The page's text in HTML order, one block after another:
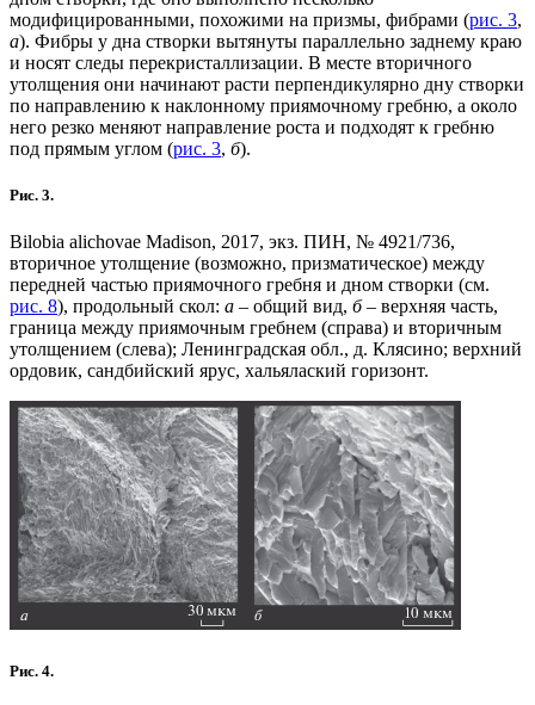
модифицированными, похожими на призмы, фибрами (рис. 3,
а). Фибры у дна створки вытянуты параллельно заднему краю
и носят следы перекристаллизации. В месте вторичного
утолщения они начинают расти перпендикулярно дну створки
по направлению к наклонному приямочному гребню, а около
него резко меняют направление роста и подходят к гребню
под прямым углом (рис. 3, б).
Рис. 3.
Bilobia alichovae Madison, 2017, экз. ПИН, № 4921/736,
вторичное утолщение (возможно, призматическое) между
передней частью приямочного гребня и дном створки (см.
рис. 8), продольный скол: а – общий вид, б– верхняя часть,
граница между приямочным гребнем (справа) и вторичным
утолщением (слева); Ленинградская обл., д. Клясино; верхний
ордовик, сандбийский ярус, хальялаский горизонт.
Рис. 4.